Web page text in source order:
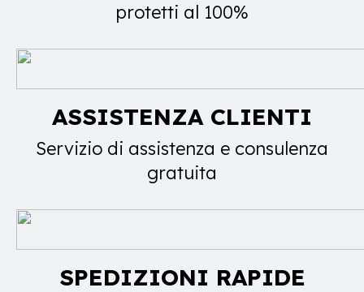
protetti al 100%
ASSISTENZA CLIENTI
Servizio di assistenza e consulenza
gratuita
SPEDIZIONI RAPIDE